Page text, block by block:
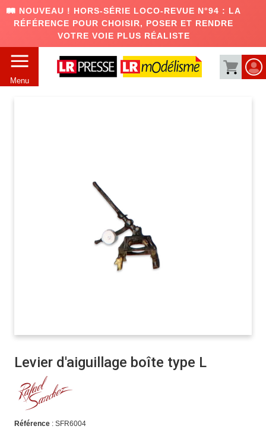
🛤️ NOUVEAU ! HORS-SÉRIE LOCO-REVUE N°94 : LA
RÉFÉRENCE POUR CHOISIR, POSER ET RENDRE
VOTRE VOIE PLUS RÉALISTE
Menu
Levier d'aiguillage boîte type L
Référence: SFR6004